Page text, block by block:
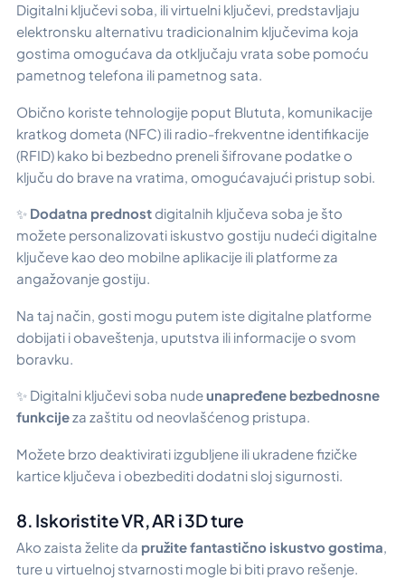
Digitalni ključevi soba, ili virtuelni ključevi, predstavljaju
elektronsku alternativu tradicionalnim ključevima koja
gostima omogućava da otključaju vrata sobe pomoću
pametnog telefona ili pametnog sata.
Obično koriste tehnologije poput Blututa, komunikacije
kratkog dometa (NFC) ili radio-frekventne identifikacije
(RFID) kako bi bezbedno preneli šifrovane podatke o
ključu do brave na vratima, omogućavajući pristup sobi.
✨ Dodatna prednost digitalnih ključeva soba je što
možete personalizovati iskustvo gostiju nudeći digitalne
ključeve kao deo mobilne aplikacije ili platforme za
angažovanje gostiju.
Na taj način, gosti mogu putem iste digitalne platforme
dobijati i obaveštenja, uputstva ili informacije o svom
boravku.
✨ Digitalni ključevi soba nudeunapređene bezbednosne
funkcijeza zaštitu od neovlašćenog pristupa.
Možete brzo deaktivirati izgubljene ili ukradene fizičke
kartice ključeva i obezbediti dodatni sloj sigurnosti.
8. Iskoristite VR, AR i 3D ture
Ako zaista želite da pružite fantastično iskustvo gostima
ture u virtuelnoj stvarnosti mogle bi biti pravo rešenje.